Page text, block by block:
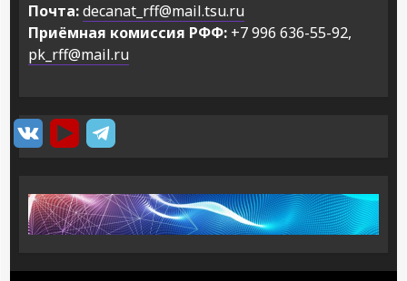
Почта:decanat_rff@mail.tsu.ru
Приёмная комиссия РФФ: +7 996 636-55-92,
pk_rff@mail.ru